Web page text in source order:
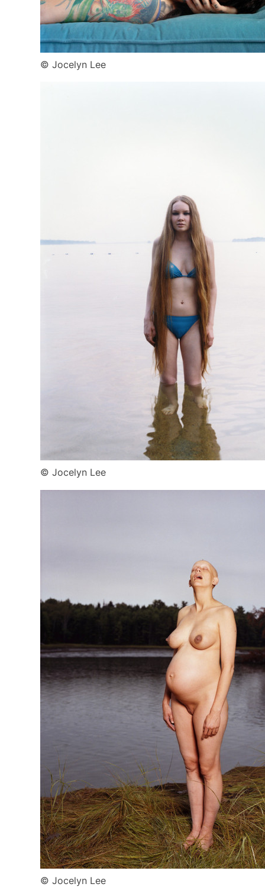
© Jocelyn Lee
© Jocelyn Lee
© Jocelyn Lee